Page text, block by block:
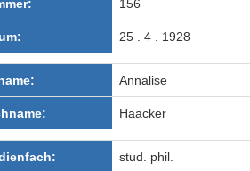
156
25 . 4 . 1928
Annalise
Haacker
stud. phil.